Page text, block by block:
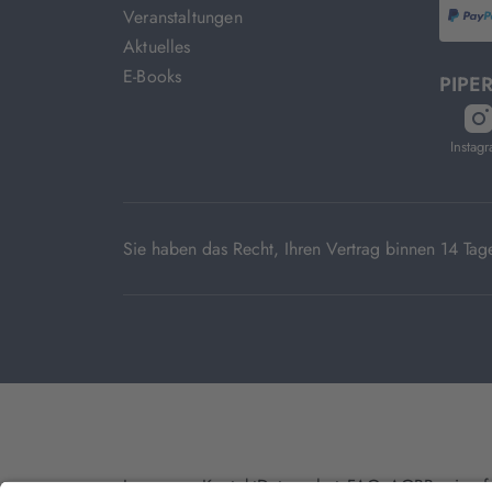
Veranstaltungen
Aktuelles
E-Books
in
Sie haben das Recht, Ihren Vertrag binnen 14
ImpressumKontaktDatenschutzFAQsAGB